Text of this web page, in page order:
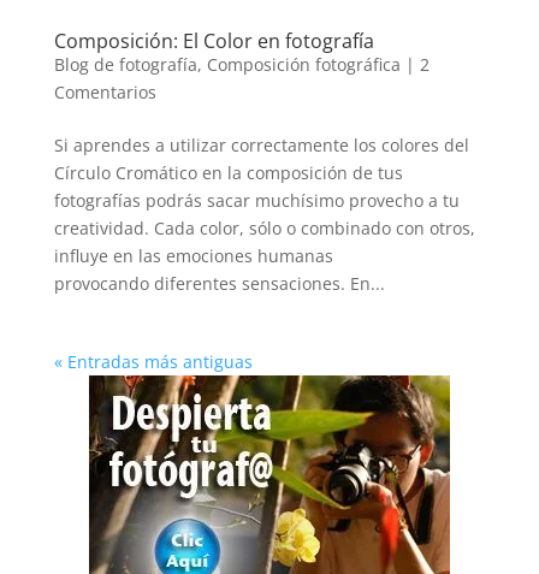
Composición: El Color en fotografía
Blog de fotografía, Composición fotográfica | 2
Comentarios
Si aprendes a utilizar correctamente los colores del
Círculo Cromático en la composición de tus
fotografías podrás sacar muchísimo provecho a tu
creatividad. Cada color, sólo o combinado con otros,
influye en las emociones humanas
provocando diferentes sensaciones. En...
« Entradas más antiguas